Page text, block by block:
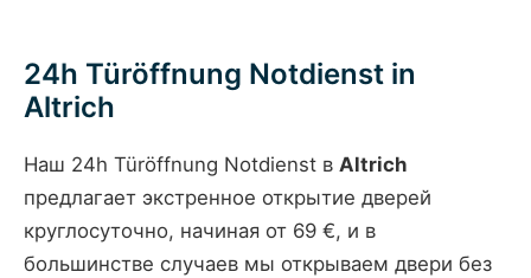
24h Türöffnung Notdienst in
Altrich
Наш 24h Türöffnung Notdienst в Altrich
предлагает экстренное открытие дверей
круглосуточно, начиная от 69 €, и в
большинстве случаев мы открываем двери без